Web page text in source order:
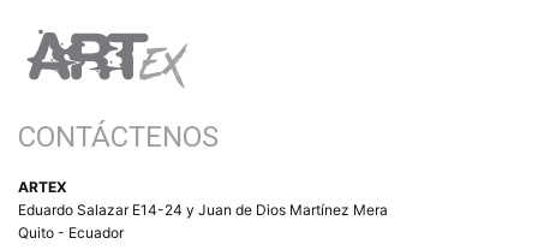
CONTÁCTENOS
ARTEX
Eduardo Salazar E14-24 y Juan de Dios Martínez Mera
Quito - Ecuador